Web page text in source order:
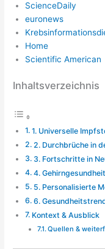
ScienceDaily
euronews
Home
Scientific American
Inhaltsverzeichnis
1. Universelle
2. Durchbrüche in
3. Fortschritte in
4.
5. Personalisierte
6.
Kontext & Ausblick
Quellen &